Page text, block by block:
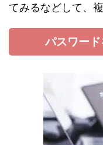
てみるなどして、
パスワー